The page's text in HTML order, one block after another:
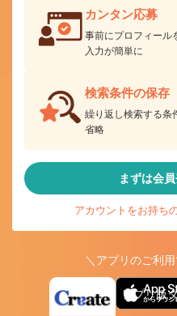
カンタン応募
事前にプロフィール
入力が簡単に
検索条件の保存
繰り返し検索する条
省略
まずは会員
アカウントをお持ち
＼アプリのご利
アプリ版